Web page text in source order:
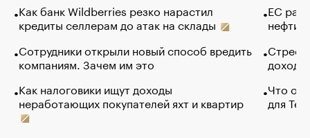
Как банк Wildberries резко нарастил
кредиты селлерам до атак на склады
Сотрудники открыли новый способ вредить
компаниям. Зачем им это
Как налоговики ищут доходы
неработающих покупателей яхт и квартир
ЕС
нефти
Что
для